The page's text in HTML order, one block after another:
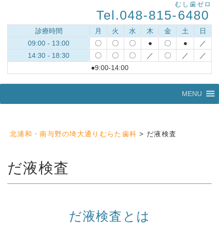
Tel.048-815-6480
むし歯ゼロ
診療時間 月 火 水 木 金 土
日
09:00 - 13:00
〇 〇 〇 ● 〇 ●
／
14:30 - 18:30
〇 〇 〇 ／ 〇 ／
／
●9:00-14:00
へ
MENU
北浦和・南与野の埼大通りむらた歯科 > だ液検査
だ液検査
だ液検査とは